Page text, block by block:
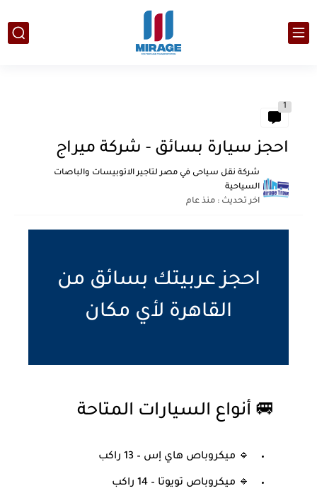
1
احجز سيارة بسائق - شركة ميراج
شركة نقل سياحى في مصر لتاجير الاتوبيسات والباصات
السياحية
اخر تحديث : منذ عام
احجز عربيتك بسائق من
القاهرة لأي مكان
🚐 أنواع السيارات المتاحة
🔹 ميكروباص هاي إس – 13 راكب
🔹 ميكروباص تويوتا – 14 راكب